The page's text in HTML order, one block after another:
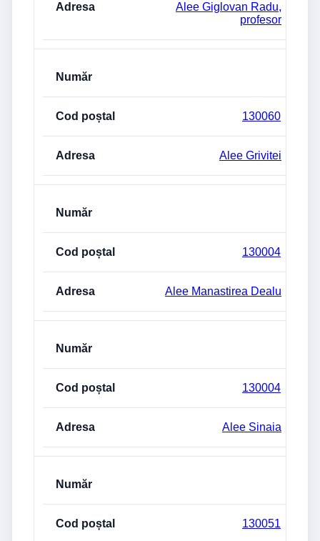
Alee Giglovan Radu,
profesor
130060
Alee Grivitei
130004
Alee Manastirea Dealu
130004
Alee Sinaia
130051